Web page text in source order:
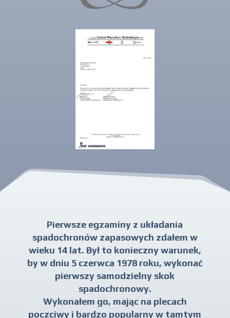
Pierwsze egzaminy z układania
spadochronów zapasowych zdałem w
wieku 14 lat. Był to konieczny warunek,
by w dniu 5 czerwca 1978 roku, wykonać
pierwszy samodzielny skok
spadochronowy.
Wykonałem go, mając na plecach
poczciwy i bardzo popularny w tamtym